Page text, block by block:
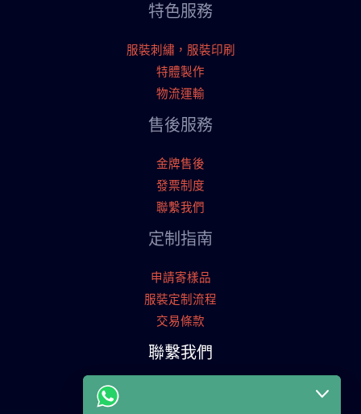
特色服務
服裝刺繡，服裝印刷
特體製作
物流運輸
售後服務
金牌售後
發票制度
聯繫我們
定制指南
申請寄樣品
服裝定制流程
交易條款
聯繫我們
廣東省廣州市天河工業園